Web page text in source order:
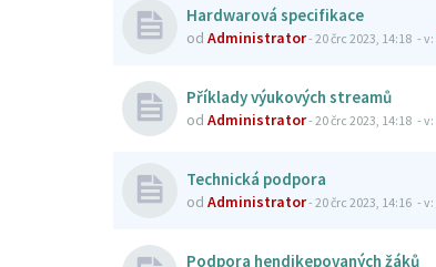
Hardwarová specifikace
od Administrator- 20 črc 2023, 14:18 - v:
Příklady výukových streamů
od Administrator- 20 črc 2023, 14:18 - v:
Technická podpora
od Administrator- 20 črc 2023, 14:16 - v:
Podpora hendikepovaných žáků